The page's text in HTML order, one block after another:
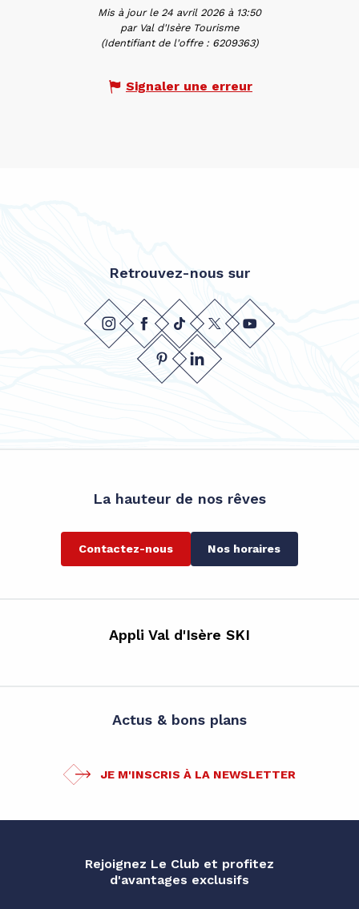
Mis à jour le 24 avril 2026 à 13:50
par Val d'Isère Tourisme
(Identifiant de l'offre : 6209363)
Signaler une erreur
Retrouvez-nous sur
La hauteur de nos rêves
Contactez-nous Nos horaires
Appli Val d'Isère SKI
Actus & bons plans
JE M'INSCRIS À LA NEWSLETTER
Rejoignez Le Club et profitez
d'avantages exclusifs